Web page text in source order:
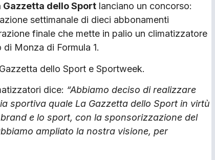
Gazzetta dello Sport lanciano un concorso:
settimanale di dieci abbonamenti
finale che mette in palio un climatizzatore
Monza di Formula 1.
dello Sport e Sportweek.
dice: “Abbiamo deciso di realizzare
sportiva quale La Gazzetta dello Sport in virtù
e lo sport, con la sponsorizzazione del
ampliato la nostra visione, per